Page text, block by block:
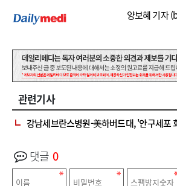
양보혜 기자 (
관련기사
강남세브란스병원-美하버드대, '안구세포
댓글 0